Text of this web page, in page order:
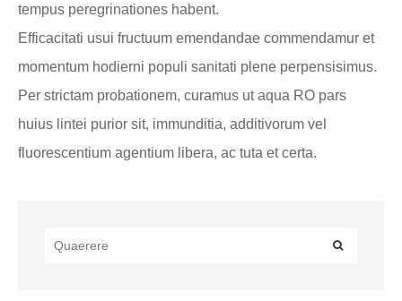
tempus peregrinationes habent.
Efficacitati usui fructuum emendandae commendamur et
momentum hodierni populi sanitati plene perpensisimus.
Per strictam probationem, curamus ut aqua RO pars
huius lintei purior sit, immunditia, additivorum vel
fluorescentium agentium libera, ac tuta et certa.